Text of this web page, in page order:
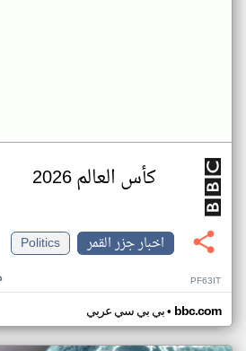
كأس العالم 2026
اخبار جزر القمر
Politics
PF63IT
بي بي سي عربي• bbc.com